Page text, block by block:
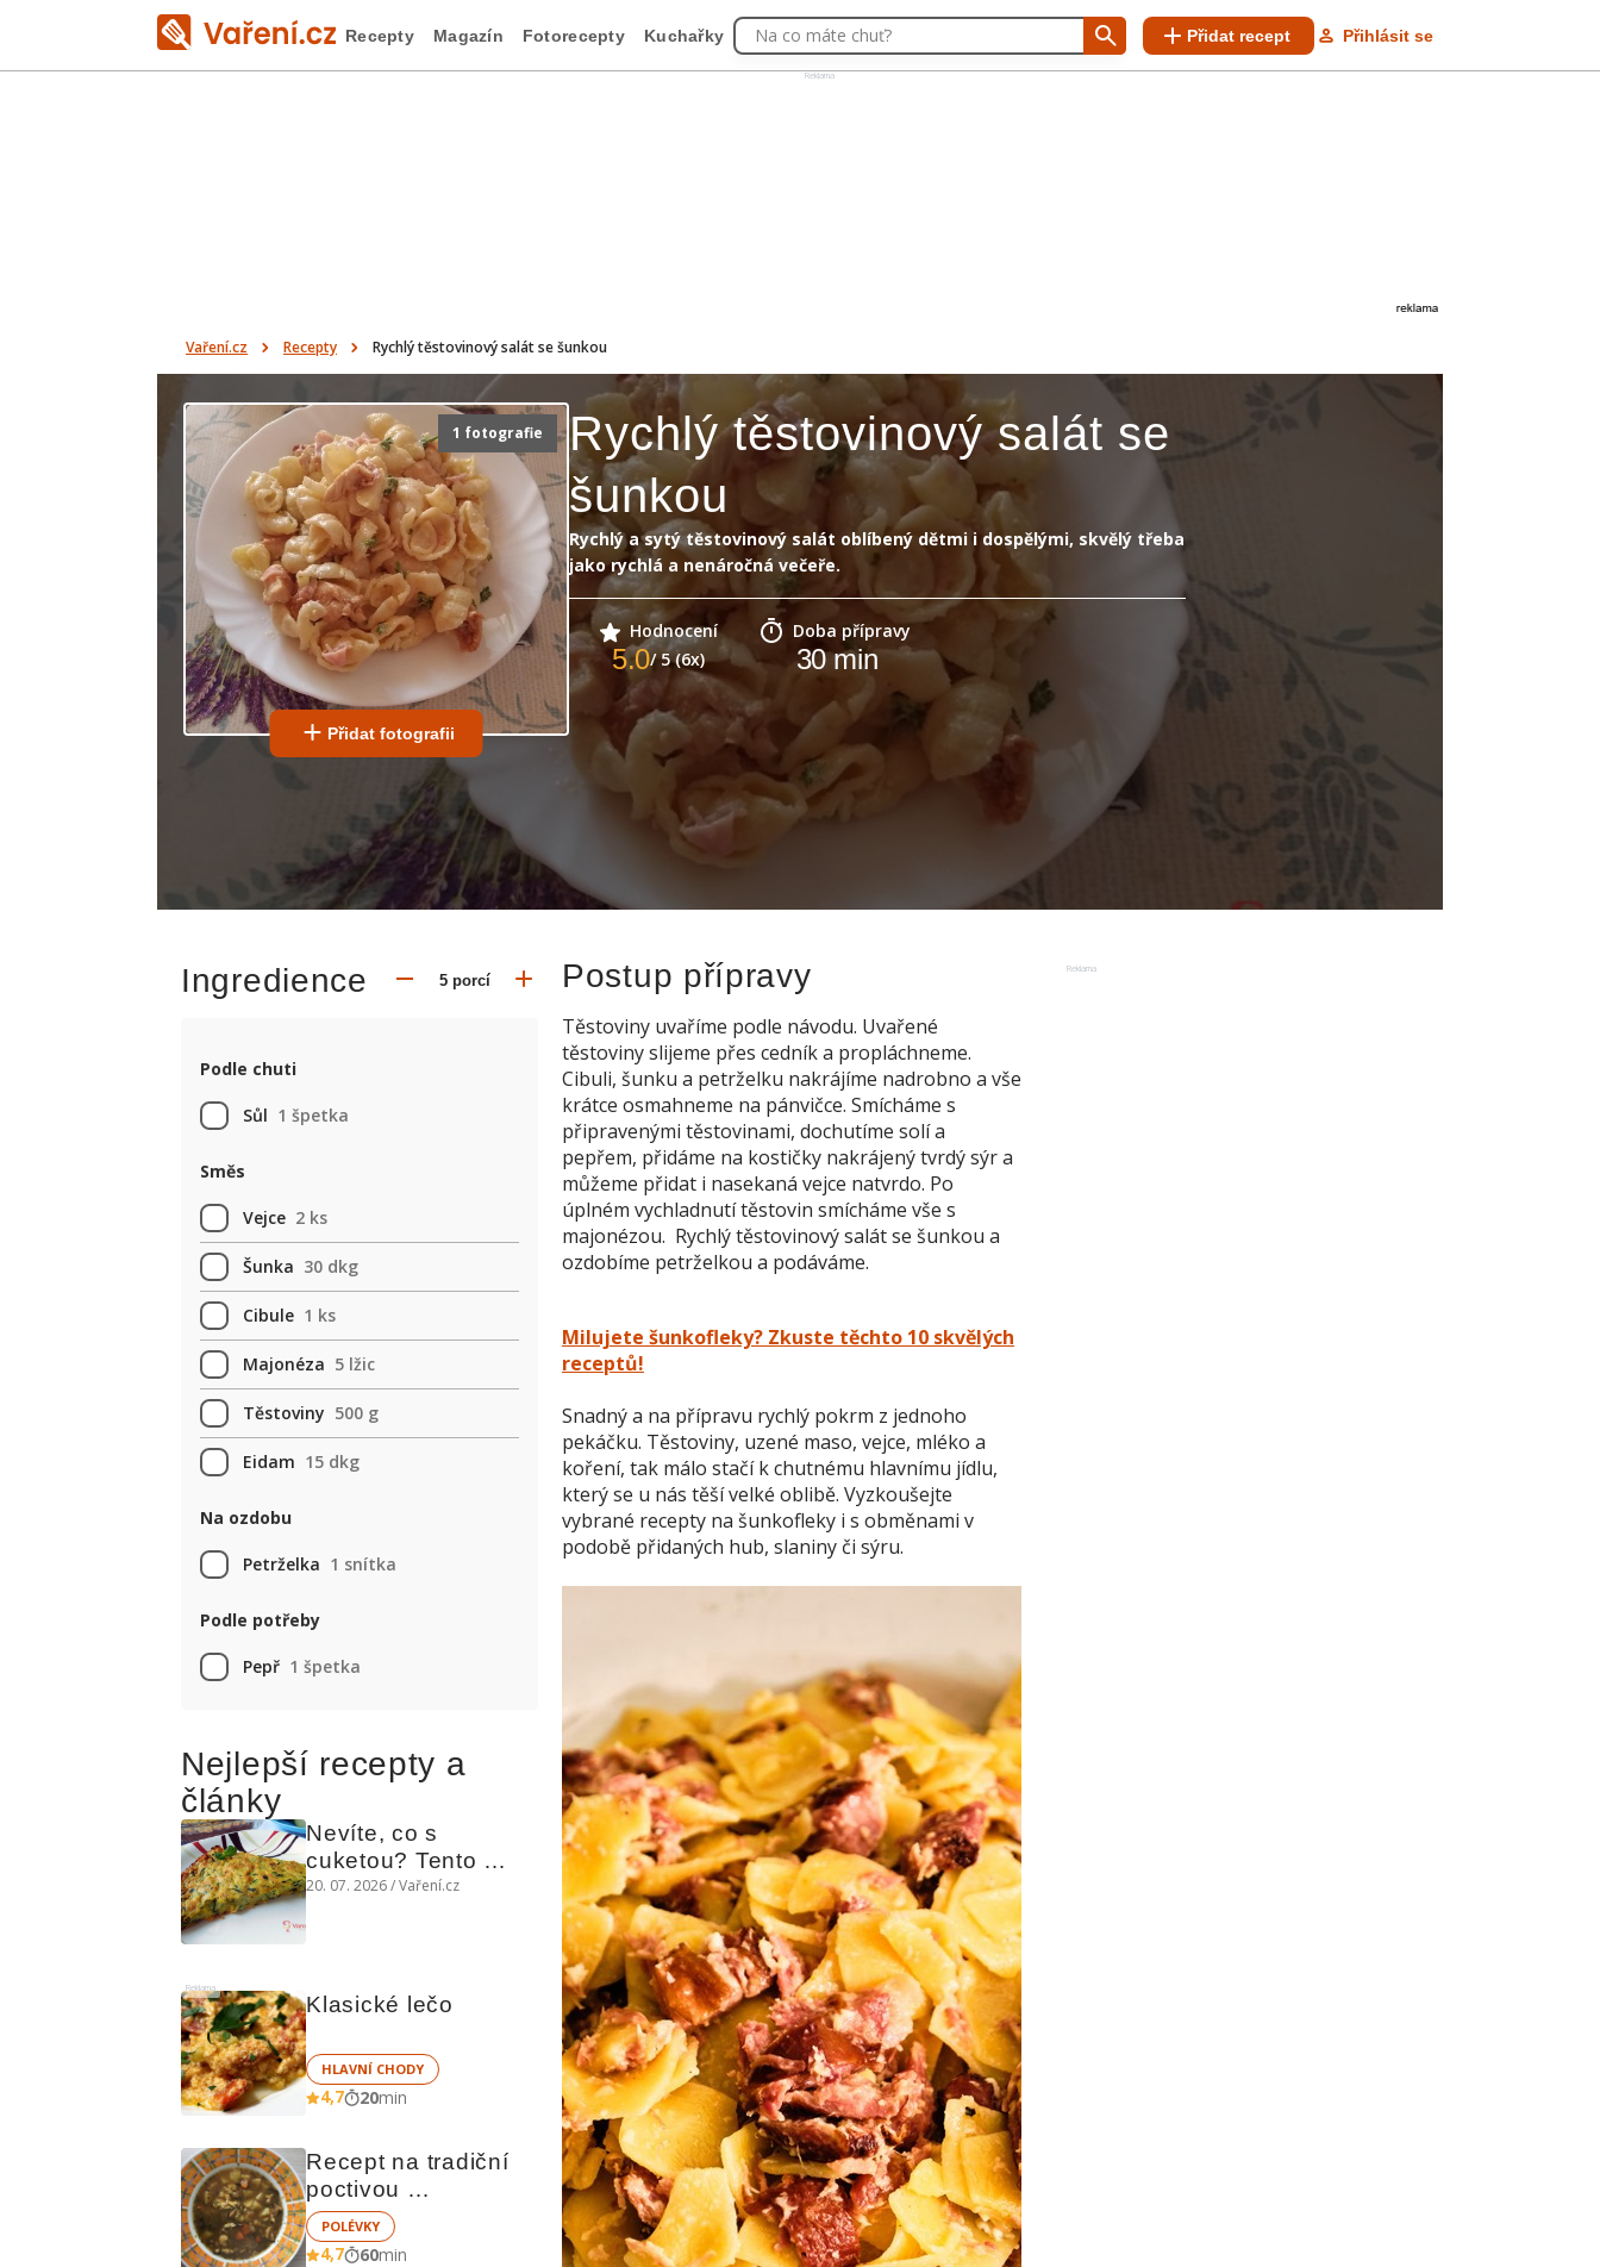
Reklama
Recepty Magazín Fotorecepty Kuchařky Na co máte chuť? Přidat recept Přihlásit se
Vaření.cz Recepty Rychlý těstovinový salát se šunkou
1 fotografie
Přidat fotografii
Rychlý těstovinový salát se
šunkou
Rychlý a sytý těstovinový salát oblíbený dětmi i dospělými, skvělý třeba
jako rychlá a nenáročná večeře.
Hodnocení
5.0/ 5 (6x)
Doba přípravy
30min
Reklama
Ingredience
Podle chuti
Sůl 1 špetka
Směs
Vejce 2 ks
Šunka 30 dkg
Cibule 1 ks
Majonéza 5 lžic
Těstoviny 500 g
Eidam 15 dkg
Na ozdobu
Petrželka 1 snítka
Podle potřeby
Pepř 1 špetka
Nejlepší recepty a
články
Nevíte, co s
cuketou? Tento
levný slaný koláč
20. 07. 2026 / Vaření.cz
Reklama
Klasické lečo
HLAVNÍ CHODY
4,7 20min
Recept na tradiční
poctivou
bramboračku
POLÉVKY
4,7 60min
Postup přípravy
Těstoviny uvaříme podle návodu. Uvařené
těstoviny slijeme přes cedník a propláchneme.
Cibuli, šunku a petrželku nakrájíme nadrobno a vše
krátce osmahneme na pánvičce. Smícháme s
připravenými těstovinami, dochutíme solí a
pepřem, přidáme na kostičky nakrájený tvrdý sýr a
můžeme přidat i nasekaná vejce natvrdo. Po
úplném vychladnutí těstovin smícháme vše s
majonézou. Rychlý těstovinový salát se šunkou a
ozdobíme petrželkou a podáváme.
Milujete šunkofleky? Zkuste těchto 10 skvělých
receptů!
Snadný a na přípravu rychlý pokrm z jednoho
pekáčku. Těstoviny, uzené maso, vejce, mléko a
koření, tak málo stačí k chutnému hlavnímu jídlu,
který se u nás těší velké oblibě. Vyzkoušejte
vybrané recepty na šunkofleky i s obměnami v
podobě přidaných hub, slaniny či sýru.